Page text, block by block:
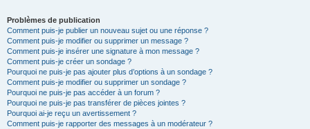
Problèmes de publication
Comment puis-je publier un nouveau sujet ou une réponse ?
Comment puis-je modifier ou supprimer un message ?
Comment puis-je insérer une signature à mon message ?
Comment puis-je créer un sondage ?
Pourquoi ne puis-je pas ajouter plus d’options à un sondage ?
Comment puis-je modifier ou supprimer un sondage ?
Pourquoi ne puis-je pas accéder à un forum ?
Pourquoi ne puis-je pas transférer de pièces jointes ?
Pourquoi ai-je reçu un avertissement ?
Comment puis-je rapporter des messages à un modérateur ?